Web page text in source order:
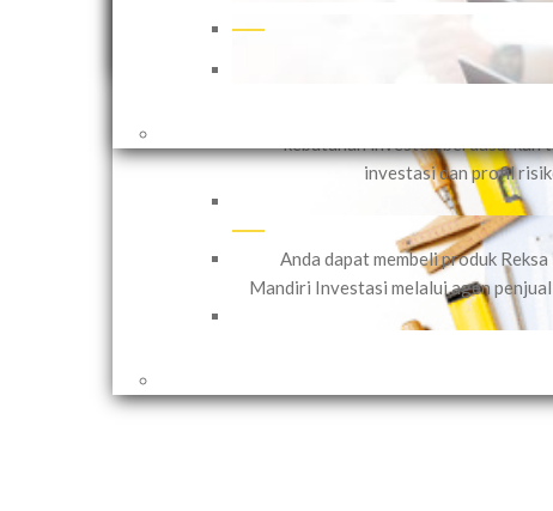
Mandiri Investasi
Pengelolaan Dana Nasabah Secara
kebutuhan investor, berdasarkan
investasi dan profil
Anda dapat membeli produk
Mandiri Investasi melalui agen penjual